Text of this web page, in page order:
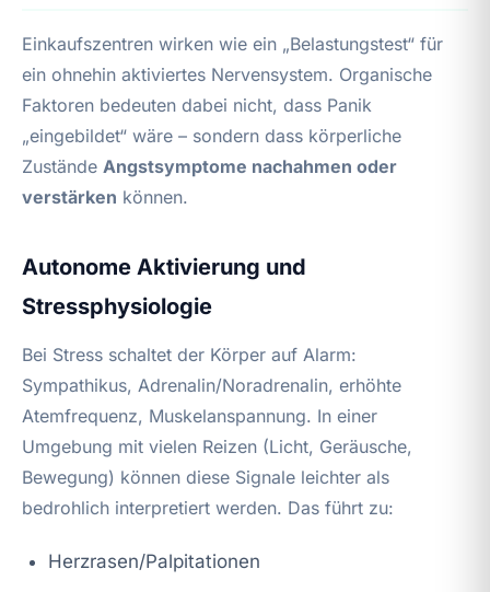
Einkaufszentren wirken wie ein „Belastungstest“ für
ein ohnehin aktiviertes Nervensystem. Organische
Faktoren bedeuten dabei nicht, dass Panik
„eingebildet“ wäre – sondern dass körperliche
Zustände Angstsymptome nachahmen oder
verstärken können.
Autonome Aktivierung und
Stressphysiologie
Bei Stress schaltet der Körper auf Alarm:
Sympathikus, Adrenalin/Noradrenalin, erhöhte
Atemfrequenz, Muskelanspannung. In einer
Umgebung mit vielen Reizen (Licht, Geräusche,
Bewegung) können diese Signale leichter als
bedrohlich interpretiert werden. Das führt zu:
Herzrasen/Palpitationen